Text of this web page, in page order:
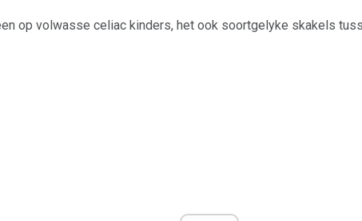
op volwasse celiac kinders, het ook soortgelyke skakels